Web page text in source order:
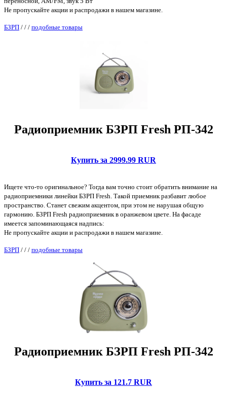
Не пропускайте акции и распродажи в нашем магазине.
БЗРП / / / подобные товары
Радиоприемник БЗРП Fresh РП-342
Купить за 2999.99 RUR
Ищете что-то оригинальное? Тогда вам точно стоит обратить внимание на
радиоприемники линейки БЗРП Fresh. Такой приемник разбавит любое
пространство. Станет свежим акцентом, при этом не нарушая общую
гармонию. БЗРП Fresh радиоприемник в оранжевом цвете. На фасаде
имеется запоминающаяся надпись:
Не пропускайте акции и распродажи в нашем магазине.
БЗРП / / / подобные товары
Радиоприемник БЗРП Fresh РП-342
Купить за 121.7 RUR